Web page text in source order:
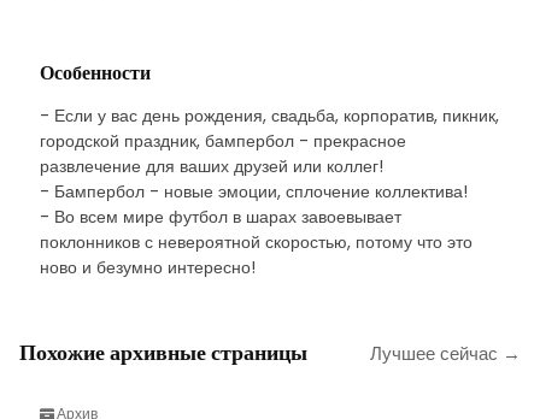
Особенности
- Если у вас день рождения, свадьба, корпоратив, пикник,
городской праздник, бампербол - прекрасное
развлечение для ваших друзей или коллег!
- Бампербол - новые эмоции, сплочение коллектива!
- Во всем мире футбол в шарах завоевывает
поклонников с невероятной скоростью, потому что это
ново и безумно интересно!
Похожие архивные страницы Лучшее сейчас →
Архив